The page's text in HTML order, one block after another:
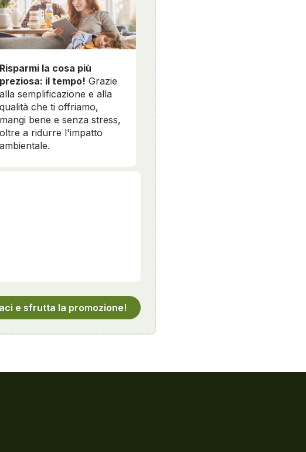
Risparmi la cosa più
preziosa: il tempo! Grazie
alla semplificazione e alla
qualità che ti offriamo,
mangi bene e senza stress,
oltre a ridurre l'impatto
ambientale.
e sfrutta la promozione!